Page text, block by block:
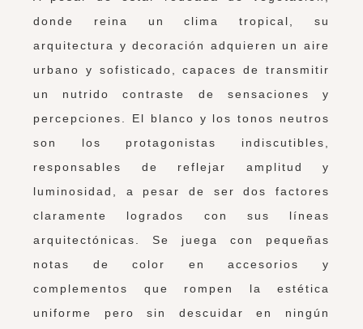
donde reina un clima tropical, su
arquitectura y decoración adquieren un aire
urbano y sofisticado, capaces de transmitir
un nutrido contraste de sensaciones y
percepciones. El blanco y los tonos neutros
son los protagonistas indiscutibles,
responsables de reflejar amplitud y
luminosidad, a pesar de ser dos factores
claramente logrados con sus líneas
arquitectónicas. Se juega con pequeñas
notas de color en accesorios y
complementos que rompen la estética
uniforme pero sin descuidar en ningún